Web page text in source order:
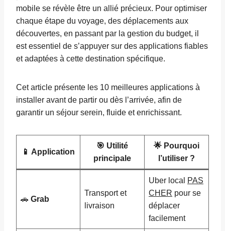
mobile se révèle être un allié précieux. Pour optimiser
chaque étape du voyage, des déplacements aux
découvertes, en passant par la gestion du budget, il
est essentiel de s’appuyer sur des applications fiables
et adaptées à cette destination spécifique.
Cet article présente les 10 meilleures applications à
installer avant de partir ou dès l’arrivée, afin de
garantir un séjour serein, fluide et enrichissant.
📱 Application
🎯 Utilité
principale
🌟 Pourquoi
l’utiliser ?
🚗 Grab
Transport et
livraison
Uber local
PAS
CHER pour se
déplacer
facilement